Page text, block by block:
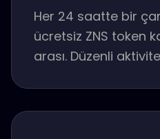
Her 24 saatte bir
ücretsiz ZNS token
arası. Düzenli aktivite